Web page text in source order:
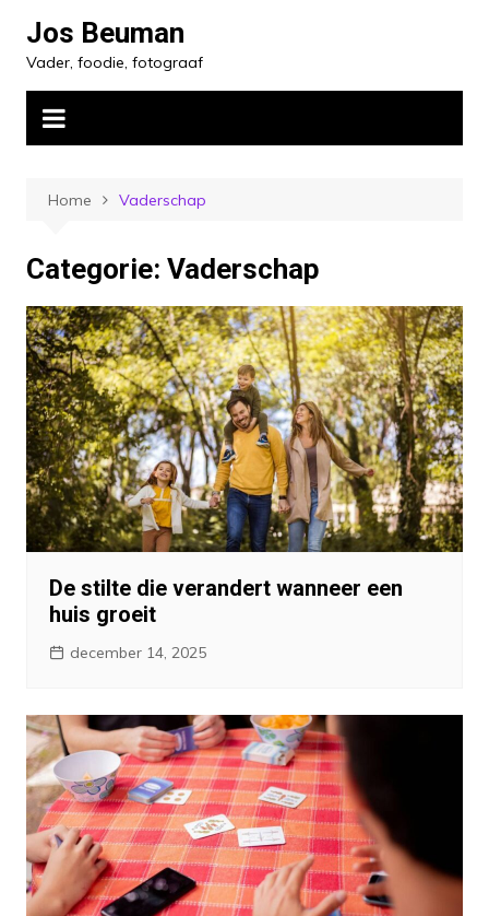
naar
inhoud
Jos Beuman
Vader, foodie, fotograaf
Home Vaderschap
Categorie: Vaderschap
De stilte die verandert wanneer een
huis groeit
december 14, 2025